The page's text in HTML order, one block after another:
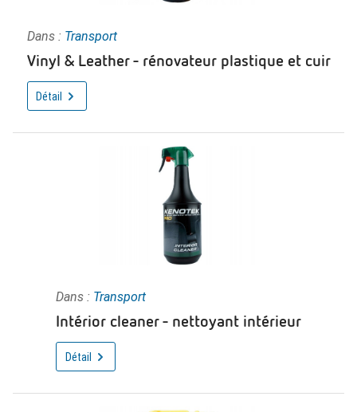
Dans : Transport
Vinyl & Leather - rénovateur plastique et cuir
Détail
Dans : Transport
Intérior cleaner - nettoyant intérieur
Détail